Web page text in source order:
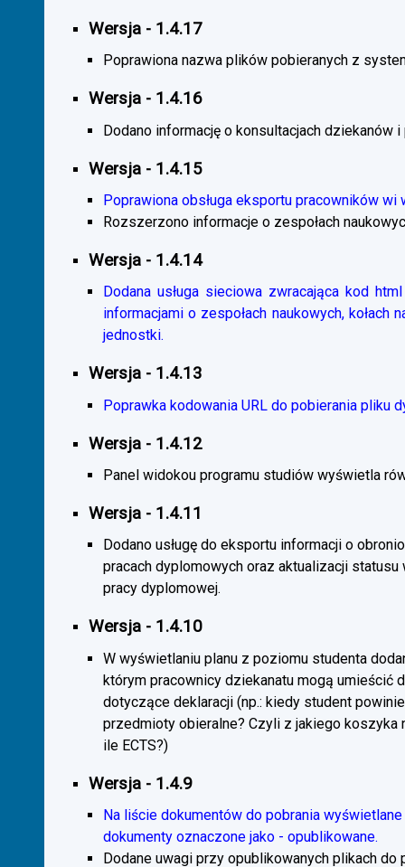
Wersja - 1.4.17
Poprawiona nazwa plików pobieranych z
Wersja - 1.4.16
Dodano informację o konsultacjach dziekanów
Wersja - 1.4.15
Poprawiona obsługa eksportu pracowników wi
Rozszerzono informacje o zespołach
Wersja - 1.4.14
Dodana usługa sieciowa zwracająca kod
informacjami o zespołach naukowych,
jednostki.
Wersja - 1.4.13
Poprawka kodowania URL do pobierania pliku
Wersja - 1.4.12
Panel widokou programu studiów wyświetla
Wersja - 1.4.11
Dodano usługę do eksportu informacji o
pracach dyplomowych oraz aktualizacji
pracy dyplomowej.
Wersja - 1.4.10
W wyświetlaniu planu z poziomu studenta
którym pracownicy dziekanatu mogą umieścić
dotyczące deklaracji (np.: kiedy student
przedmioty obieralne? Czyli z jakiego koszyka
ile ECTS?)
Wersja - 1.4.9
Na liście dokumentów do pobrania
dokumenty oznaczone jako - opublikowane.
Dodane uwagi przy opublikowanych plikach do